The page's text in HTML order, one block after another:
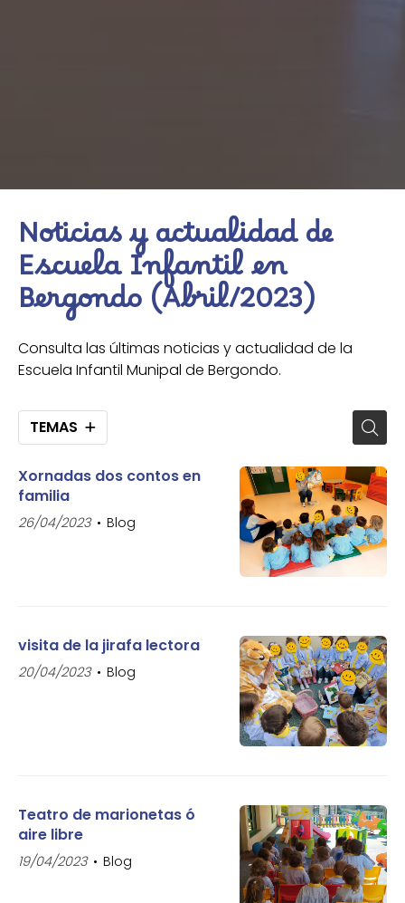
Noticias y actualidad de
Escuela Infantil en
Bergondo (Abril/2023)
Consulta las últimas noticias y actualidad de la
Escuela Infantil Munipal de Bergondo.
TEMAS
Xornadas dos contos en
familia
26/04/2023 Blog
visita de la jirafa lectora
20/04/2023 Blog
Teatro de marionetas ó
aire libre
19/04/2023 Blog